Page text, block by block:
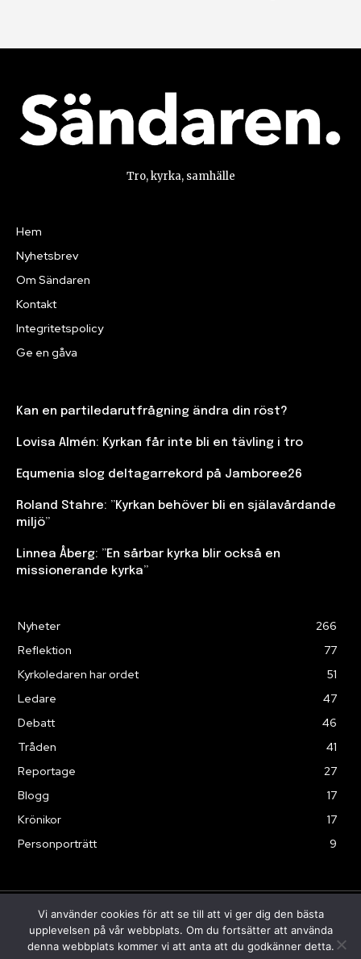
Tro, kyrka, samhälle
Hem
Nyhetsbrev
Om Sändaren
Kontakt
Integritetspolicy
Ge en gåva
Kan en partiledarutfrågning ändra din röst?
Lovisa Almén: Kyrkan får inte bli en tävling i tro
Equmenia slog deltagarrekord på Jamboree26
Roland Stahre: ”Kyrkan behöver bli en själavårdande
miljö”
Linnea Åberg: ”En sårbar kyrka blir också en
missionerande kyrka”
Nyheter
266
Reflektion
77
Kyrkoledaren har ordet
51
Ledare
47
Debatt
46
Tråden
41
Reportage
27
Blogg
17
Krönikor
17
Personporträtt
9
© Sändaren 2025
Vi använder cookies för att se till att vi ger dig den bästa
upplevelsen på vår webbplats. Om du fortsätter att använda
denna webbplats kommer vi att anta att du godkänner detta.